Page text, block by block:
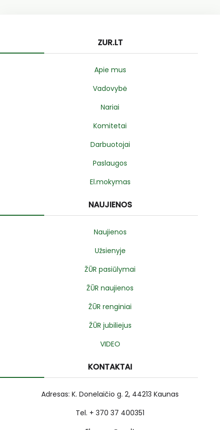
ZUR.LT
Apie mus
Vadovybė
Nariai
Komitetai
Darbuotojai
Paslaugos
El.mokymas
NAUJIENOS
Naujienos
Užsienyje
ŽŪR pasiūlymai
ŽŪR naujienos
ŽŪR renginiai
ŽŪR jubiliejus
VIDEO
KONTAKTAI
Adresas: K. Donelaičio g. 2, 44213 Kaunas
Tel. + 370 37 400351